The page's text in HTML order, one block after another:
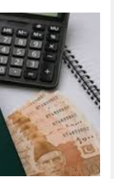
پیشرفت کا جائزہ
ایس ایس سی امتحانات 2026ء کا شیڈول جاری
پنشن فنڈز کی سرمایہ
انکوائری شروع
گندم آٹے کا بحران تیل